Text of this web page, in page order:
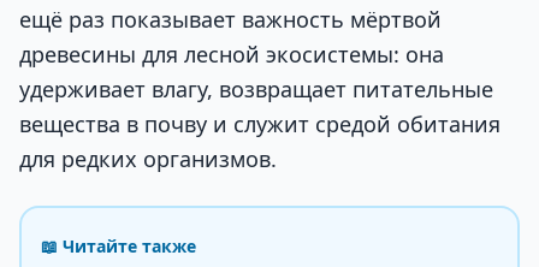
ещё раз показывает важность мёртвой
древесины для лесной экосистемы: она
удерживает влагу, возвращает питательные
вещества в почву и служит средой обитания
для редких организмов.
📖 Читайте также